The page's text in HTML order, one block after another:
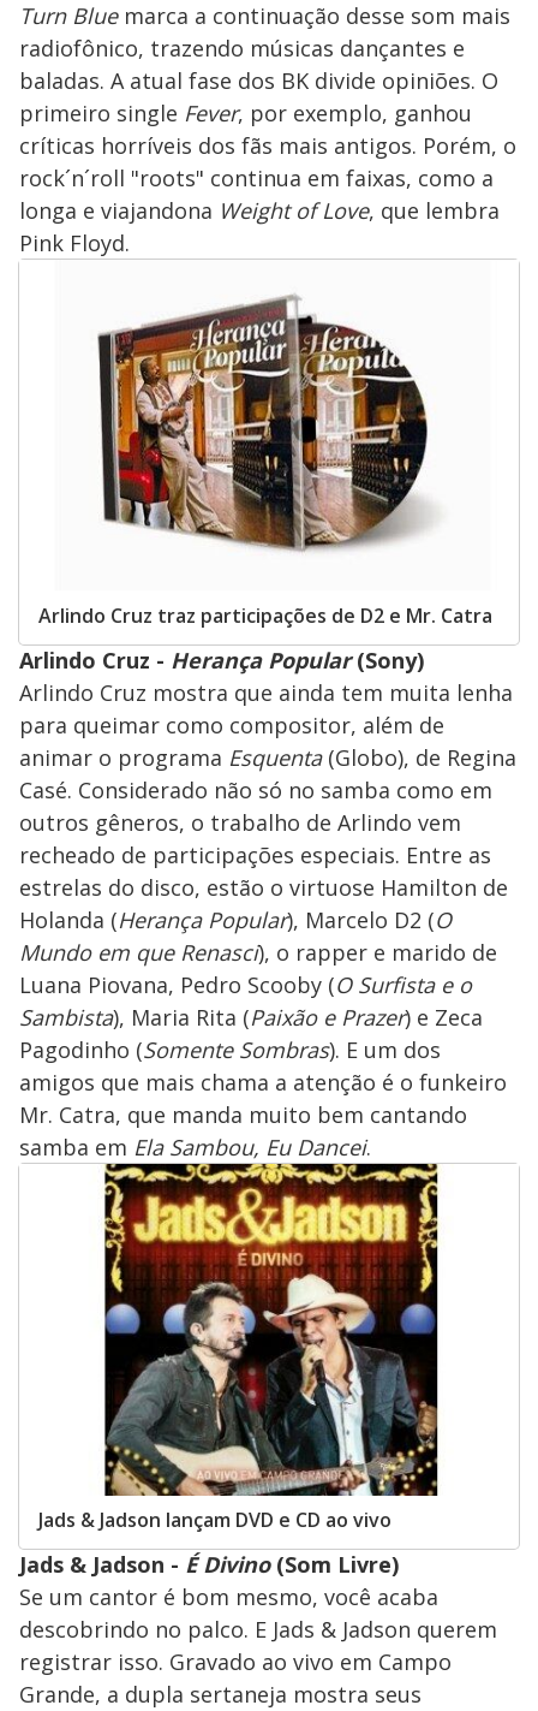
Turn Bluemarca a continuação desse som mais
radiofônico, trazendo músicas dançantes e
baladas. A atual fase dos BK divide opiniões. O
primeiro single Fever, por exemplo, ganhou
críticas horríveis dos fãs mais antigos. Porém, o
rock´n´roll "roots" continua em faixas, como a
longa e viajandona Weight of Love, que lembra
Pink Floyd.
Arlindo Cruz traz participações de D2 e Mr. Catra
Arlindo Cruz - Herança Popular(Sony)
Arlindo Cruz mostra que ainda tem muita lenha
para queimar como compositor, além de
animar o programa Esquenta(Globo), de Regina
Casé. Considerado não só no samba como em
outros gêneros, o trabalho de Arlindo vem
recheado de participações especiais. Entre as
estrelas do disco, estão o virtuose Hamilton de
Holanda (Herança Popular), Marcelo D2 (O
Mundo em que Renasci), o rapper e marido de
Luana Piovana, Pedro Scooby (O Surfista e o
Sambista), Maria Rita (Paixão e Prazer) e Zeca
Pagodinho (Somente Sombras). E um dos
amigos que mais chama a atenção é o funkeiro
Mr. Catra, que manda muito bem cantando
samba em Ela Sambou, Eu Dancei.
Jads & Jadson lançam DVD e CD ao vivo
Jads & Jadson - É Divino(Som Livre)
Se um cantor é bom mesmo, você acaba
descobrindo no palco. E Jads & Jadson querem
registrar isso. Gravado ao vivo em Campo
Grande, a dupla sertaneja mostra seus